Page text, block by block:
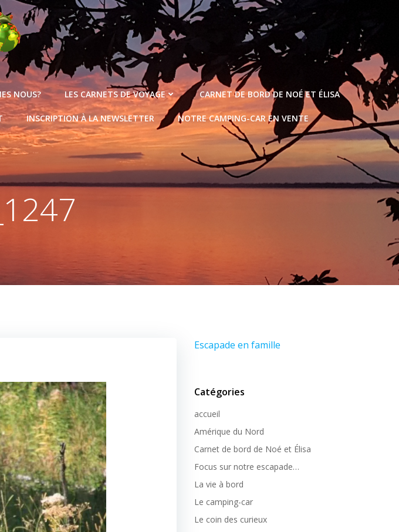
NOUS? LES CARNETS DE VOYAGE CARNET DE BORD DE NOÉ ET ÉLISA
INSCRIPTION À LA NEWSLETTER NOTRE CAMPING-CAR EN VENTE
Escapade en famille
Catégories
accueil
Amérique du Nord
Carnet de bord de Noé et Élisa
Focus sur notre escapade…
La vie à bord
Le camping-car
Le coin des curieux